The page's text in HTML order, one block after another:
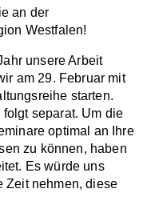
an der
Westfalen!
unsere Arbeit
am 29. Februar mit
starten.
separat. Um die
optimal an Ihre
zu können, haben
Es würde uns
Zeit nehmen, diese